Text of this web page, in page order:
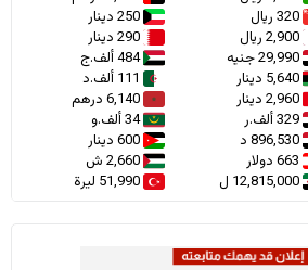
320 ريال
250 دينار
2,900 ريال
290 دينار
29,990 جنيه
484 ألف.ج
5,640 دينار
111 ألف.د
2,960 دينار
6,140 درهم
329 ألف.ر
34 ألف.و
896,530 د
600 دينار
663 دولار
2,660 ش
12,815,000 ل
51,990 ليرة